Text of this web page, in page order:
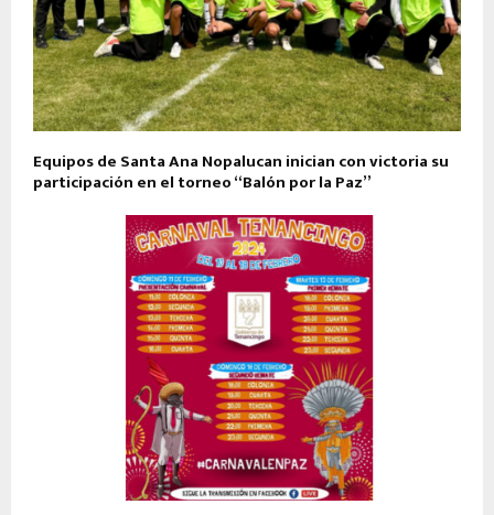
Equipos de Santa Ana Nopalucan inician con victoria su
participación en el torneo “Balón por la Paz”